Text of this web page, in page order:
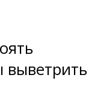
выветрить